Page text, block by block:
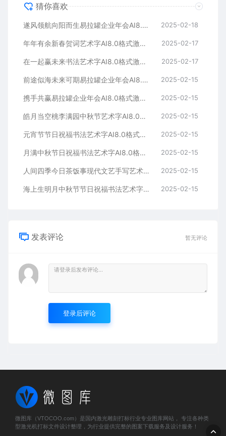
猜你喜欢
遂风领航向阳而生易拉罐企业年会AI8.0格式激光打标文件通用矢量图 2025-02-18
年年有余新春贺词艺术字AI8.0格式激光打标文件通用矢量图 2025-02-17
在一起赢未来书法艺术字AI8.0格式激光打标文件通用矢量图 2025-02-17
前途似海未来可期易拉罐企业年会AI8.0格式激光打标文件通用矢量图 2025-02-15
携手共赢易拉罐企业年会AI8.0格式激光打标文件通用矢量图 2025-02-15
皓月当空桃李满园中秋节艺术字AI8.0格式激光打标文件通用矢量图 2025-02-15
元宵节节日祝福书法艺术字AI8.0格式激光打标文件通用矢量图 2025-02-15
月满中秋节日祝福书法艺术字AI8.0格式激光打标文件通用矢量图 2025-02-15
人间四季今日茶饭事现代文艺手写艺术字AI8.0格式激光打标文件通用矢量图 2025-02-15
海上生明月中秋节节日祝福书法艺术字AI8.0格式激光打标文件通用矢量图 2025-02-15
发表评论 暂无评论
登录后评论
微图库（VTOCOO.com）是国内激光雕刻打标行业专业图库网站， 专注各种类
型激光机打标文件设计整理，为行业提供完整的图案下载服务及设计服务！